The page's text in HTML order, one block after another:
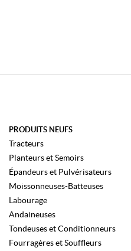
PRODUITS NEUFS
Tracteurs
Planteurs et Semoirs
Épandeurs et Pulvérisateurs
Moissonneuses-Batteuses
Labourage
Andaineuses
Tondeuses et Conditionneurs
Fourragères et Souffleurs